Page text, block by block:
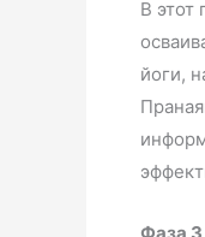
В этот
йоги,